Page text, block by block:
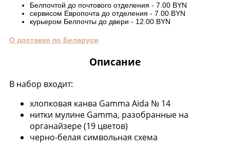
Белпочтой до почтового отделения - 7.00 BYN
сервисом Европочта до отделения - 7.00 BYN
курьером Белпочты до двери - 12.00 BYN
О доставке по Беларуси
Описание
В набор входит:
хлопковая канва Gamma Aida № 14
нитки мулине Gamma, разобранные на
органайзере (19 цветов)
черно-белая символьная схема